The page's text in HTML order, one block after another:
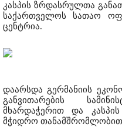
კასპის ზრდასრულთა
საქართველოს სათაო
ცენტრია.
დაარსდა გერმანიის
განვითარების
მხარდაჭერით და კასპის
მჭიდრო